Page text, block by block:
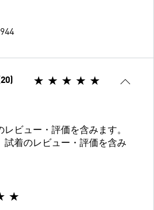
ビュー・評価を含みます。
試着のレビュー・評価を含み